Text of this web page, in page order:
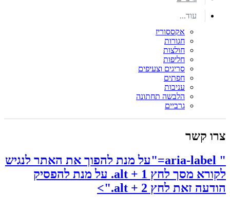
עוד...
אקססוריז
חגורות
חולצות
חליפות
סריגים וצעיפים
חפתים
עניבות
הלבשה תחתונה
גרביים
צרו קשר
" aria-label="על מנת להפוך את האתר לנגיש
לקורא מסך לחץ alt + 1. על מנת להפסיק
הודעה זאת לחץ alt + 2.">